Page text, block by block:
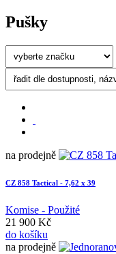
Pušky
na prodejně
CZ 858 Tactical - 7,62 x 39
Komise - Použité
21 900 Kč
do košíku
na prodejně